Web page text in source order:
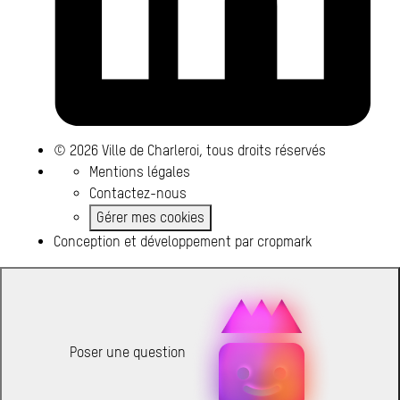
© 2026 Ville de Charleroi, tous droits réservés
Mentions légales
Contactez-nous
Gérer mes cookies
Conception et développement par cropmark
Poser une question